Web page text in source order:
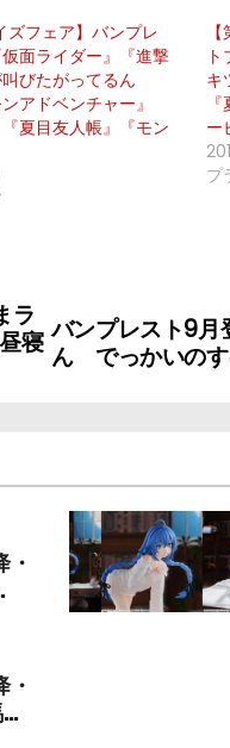
ズフェア】バンプレ
面ライダー』『進撃
びたがってるん
アドベンチャー』
『夏目友人帳』『モン
キ
ー
プ
バンプレスト9月
ん でっかいの
ラ
寝